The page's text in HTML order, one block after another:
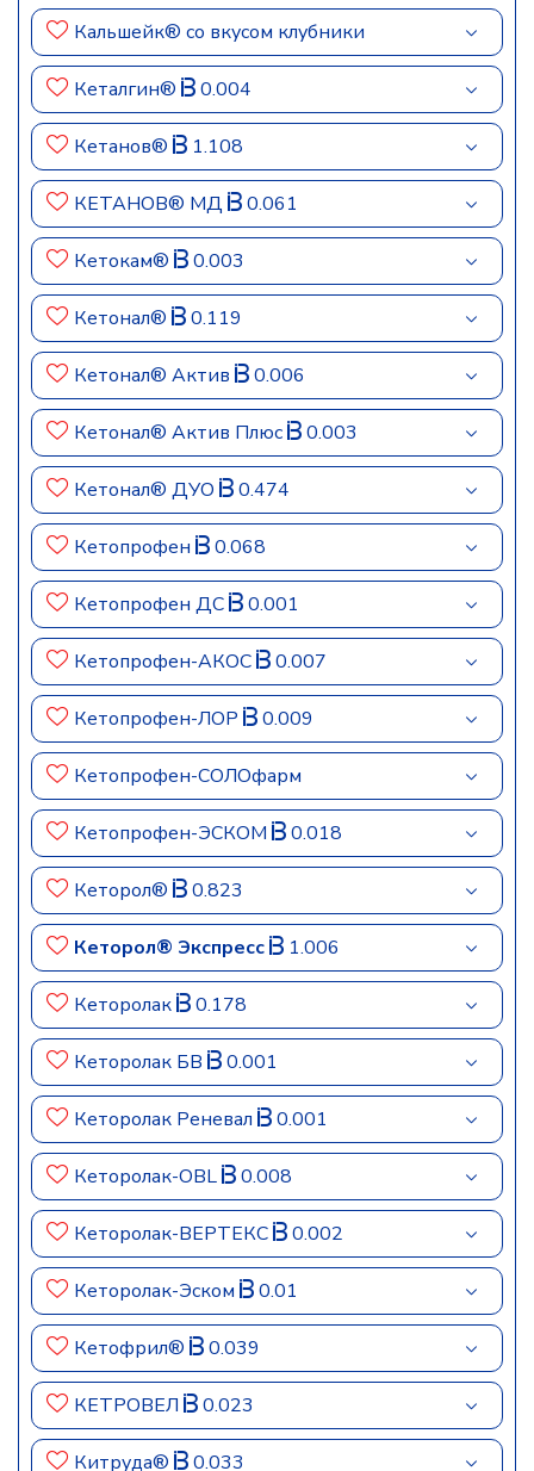
Кальшейк® со вкусом клубники
Кеталгин® 0.004
Кетанов® 1.108
КЕТАНОВ® МД 0.061
Кетокам® 0.003
Кетонал® 0.119
Кетонал® Актив 0.006
Кетонал® Актив Плюс 0.003
Кетонал® ДУО 0.474
Кетопрофен 0.068
Кетопрофен ДС 0.001
Кетопрофен-АКОС 0.007
Кетопрофен-ЛОР 0.009
Кетопрофен-СОЛОфарм
Кетопрофен-ЭСКОМ 0.018
Кеторол® 0.823
Кеторол® Экспресс 1.006
Кеторолак 0.178
Кеторолак БВ 0.001
Кеторолак Реневал 0.001
Кеторолак-OBL 0.008
Кеторолак-ВЕРТЕКС 0.002
Кеторолак-Эском 0.01
Кетофрил® 0.039
КЕТРОВЕЛ 0.023
Китруда® 0.033